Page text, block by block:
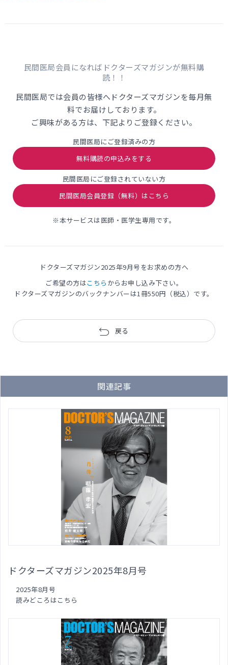
民間医局会員になればドクターズマガジンが無料購
読！！
民間医局では会員の皆様へドクターズマガジンを毎月無
料でお届けしております。
ご興味がある方は、下記よりご登録ください。
民間医局にご登録済みの方
無料購読の申込みをする
民間医局にご登録されていない方
民間医局会員登録（無料）はこちら
※本サービスは医師・医学生専用です。
ドクターズマガジン2025年9月号 をお求めの方へ
ご希望の方はこちら からお申し込み下さい。
ドクターズマガジンのバックナンバーは1冊550円（税込）です。
戻る
関連記事
ドクターズマガジン2025年8月号
2025年8月号
読みどころはこちら